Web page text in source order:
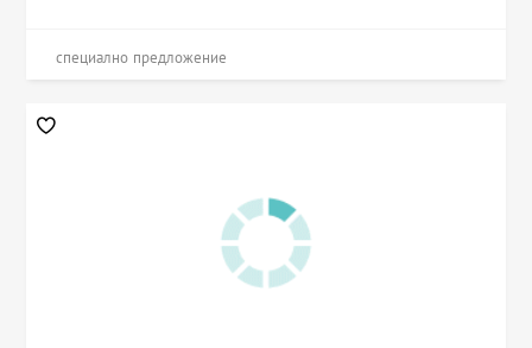
специално предложение